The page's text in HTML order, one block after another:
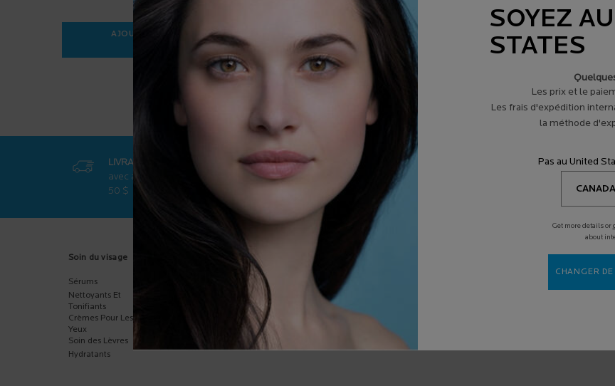
AJOUTER AU PANIER
ANTHELIOS ULTRA-FLUIDE FPS 50+ ÉCRAN SOLAIRE POUR VISAGE
AJOUTER AU PANIER
SÉRUM PURE VITAMINE C12
73,00 $
LIVRAISON GRATUITE
avec achat de
plus de
50 $
PROMOTIONS
exclusives en ligne
Soin du visage
Sérums
Nettoyants Et
Tonifiants
Crèmes Pour Les
Yeux
Soin des Lèvres
Hydratants
Soin Pour Les Mains
Crème solaire
SOYEZ
STATES
Les prix et le
Les frais d'expédition
la méthode
Pas au United
Get more details or
about
CHANGER